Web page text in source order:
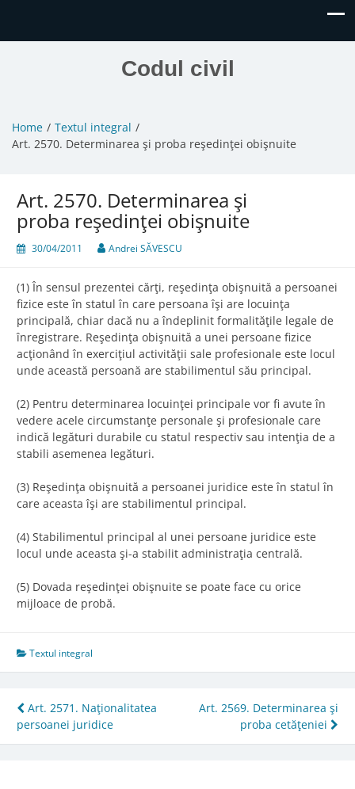
Codul civil
Home
Textul integral
Art. 2570. Determinarea şi proba reşedinţei obişnuite
Art. 2570. Determinarea şi
proba reşedinţei obişnuite
30/04/2011 Andrei SĂVESCU
(1) În sensul prezentei cărţi, reşedinţa obişnuită a persoanei
fizice este în statul în care persoana îşi are locuinţa
principală, chiar dacă nu a îndeplinit formalităţile legale de
înregistrare. Reşedinţa obişnuită a unei persoane fizice
acţionând în exerciţiul activităţii sale profesionale este locul
unde această persoană are stabilimentul său principal.
(2) Pentru determinarea locuinţei principale vor fi avute în
vedere acele circumstanţe personale şi profesionale care
indică legături durabile cu statul respectiv sau intenţia de a
stabili asemenea legături.
(3) Reşedinţa obişnuită a persoanei juridice este în statul în
care aceasta îşi are stabilimentul principal.
(4) Stabilimentul principal al unei persoane juridice este
locul unde aceasta şi-a stabilit administraţia centrală.
(5) Dovada reşedinţei obişnuite se poate face cu orice
mijloace de probă.
Textul integral
Post
navigation
Art. 2571. Naţionalitatea
persoanei juridice
Art. 2569. Determinarea şi
proba cetăţeniei